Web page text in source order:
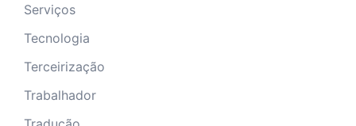
Serviços
Tecnologia
Terceirização
Trabalhador